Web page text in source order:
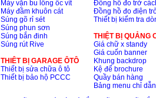
Máy vặn bu lông ốc vít
Máy đầm khuôn cát
Súng gõ rỉ sét
Súng phun sơn
Súng bắn đinh
Súng rút Rive
THIÊT BỊ GARAGE ÔTÔ
Thiết bị sửa chữa ô tô
Thiết bị bảo hộ PCCC
Đồng hồ đo trở
Đồng hồ đo điện
Thiết bị kiểm tra
THIỆT BỊ QUẢNG
Giá chữ x standy
Giá cuốn banner
Khung backdrop
Kệ để brochure
Quầy bán hàng
Bảng menu chỉ dẫn